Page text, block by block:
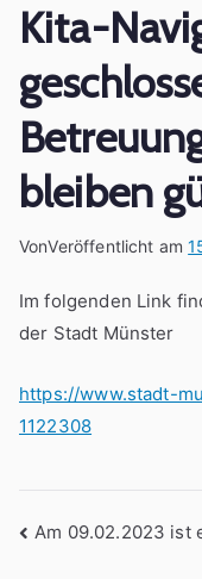
Kita-
bleiben
VonVeröffentlicht am
Im folgenden Link
der Stadt Münster
https://www.stadt-
1122308
Am 09.02.2023 ist